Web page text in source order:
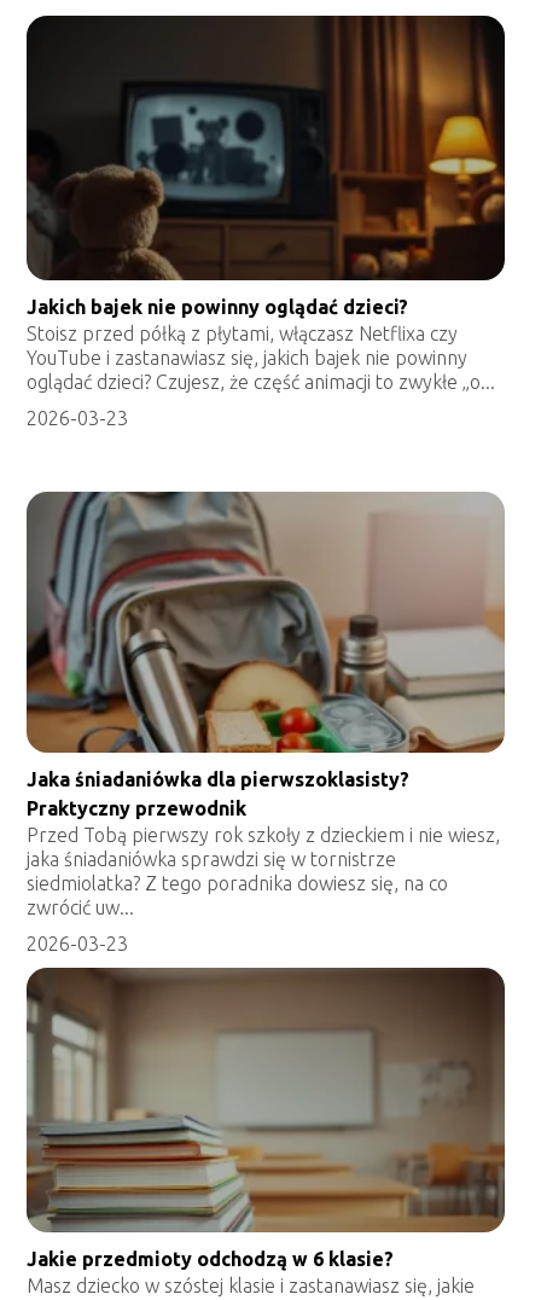
Jakich bajek nie powinny oglądać dzieci?
Stoisz przed półką z płytami, włączasz Netflixa czy
YouTube i zastanawiasz się, jakich bajek nie powinny
oglądać dzieci? Czujesz, że część animacji to zwykłe „o...
2026-03-23
Jaka śniadaniówka dla pierwszoklasisty?
Praktyczny przewodnik
Przed Tobą pierwszy rok szkoły z dzieckiem i nie wiesz,
jaka śniadaniówka sprawdzi się w tornistrze
siedmiolatka? Z tego poradnika dowiesz się, na co
zwrócić uw...
2026-03-23
Jakie przedmioty odchodzą w 6 klasie?
Masz dziecko w szóstej klasie i zastanawiasz się, jakie